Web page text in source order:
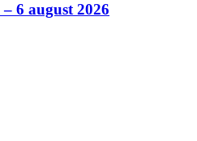
6 august 2026